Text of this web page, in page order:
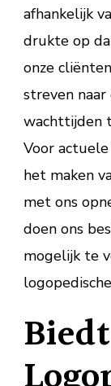
afhankelijk
drukte op
onze
streven
wachttijden
Voor
het maken
met ons
doen ons
mogelijk te
Biedt